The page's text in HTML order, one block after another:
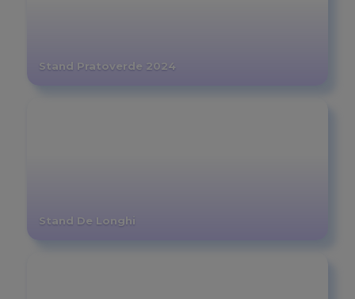
Stand Pratoverde 2024
Stand De Longhi